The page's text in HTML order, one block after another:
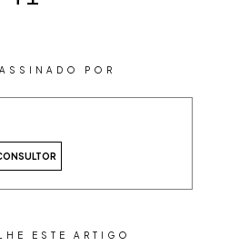
POR
ESTE ARTIGO